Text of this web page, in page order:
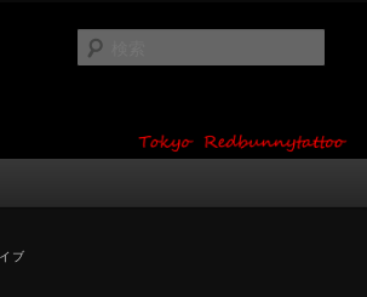
ースタジオ 吉祥寺 Red
タトゥーデザイン・タ
像の紹介（和彫り・ワンポイント・girl tattoo）
ブ